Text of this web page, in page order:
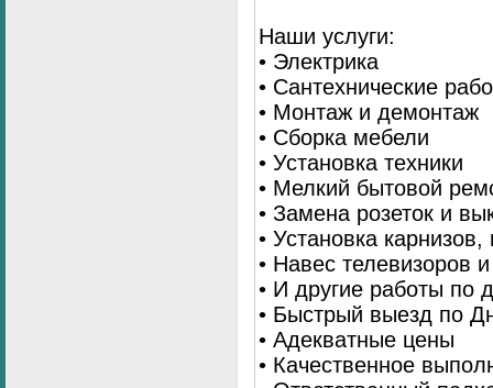
Наши услуги:
• Электрика
• Сантехнические
• Монтаж и демонтаж
• Сборка мебели
• Установка техники
• Мелкий бытовой
• Замена розеток и
• Установка
• Навес телевизоров
• И другие работы по
• Быстрый выезд по
• Адекватные цены
• Качественное